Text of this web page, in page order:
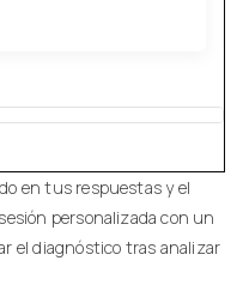
en tus respuestas y el
personalizada con un
el diagnóstico tras analizar